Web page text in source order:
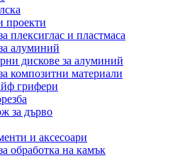
проекти
плексиглас и пластмаса
алуминий
дискове за алуминий
композитни материали
грифери
за дърво
и аксесоари
обработка на камък